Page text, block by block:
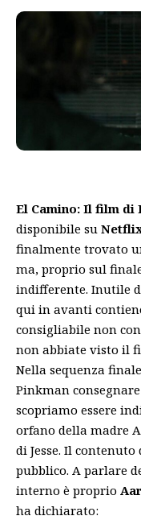
El Camino: Il film di
disponibile su
finalmente trovato
ma, proprio sul
indifferente. Inutile
qui in avanti
consigliabile non
non abbiate visto il
Nella sequenza
Pinkman
scopriamo essere
orfano della madre
di Jesse. Il
pubblico. A parlare
interno è proprio
ha dichiarato: